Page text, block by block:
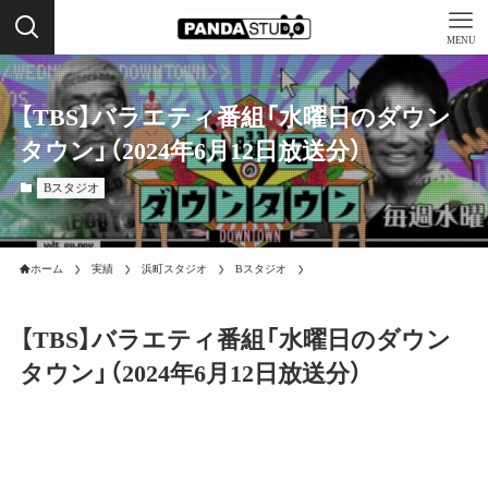
MENU
【TBS】バラエティ番組「水曜日のダウン
タウン」（2024年6月12日放送分）
Bスタジオ
ホーム 実績 浜町スタジオ Bスタジオ
【TBS】バラエティ番組「水曜日のダウン
タウン」（2024年6月12日放送分）